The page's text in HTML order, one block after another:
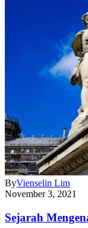
ByVienselin Lim
November 3, 2021
Sejarah